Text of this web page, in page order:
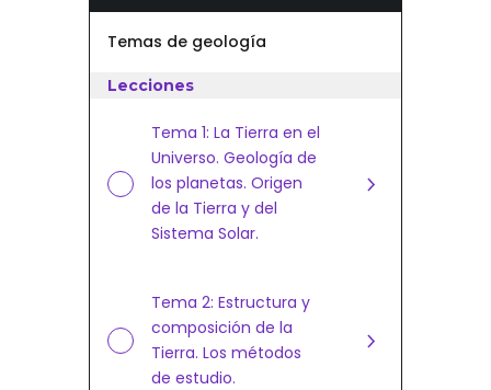
Temas de geología
Lecciones
Tema 1: La Tierra en el
Universo. Geología de
los planetas. Origen
de la Tierra y del
Sistema Solar.
Tema 2: Estructura y
composición de la
Tierra. Los métodos
de estudio.